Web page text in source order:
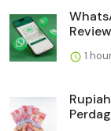
1